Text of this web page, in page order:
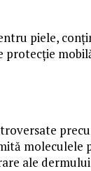
piele,
protecție
ale